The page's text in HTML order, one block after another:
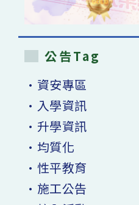
公告Tag
•資安專區
•入學資訊
•升學資訊
•均質化
•性平教育
•施工公告